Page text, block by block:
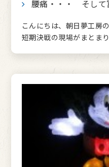
腰痛・・・ そして
こんにちは、朝日夢工房
短期決戦の現場がまとま